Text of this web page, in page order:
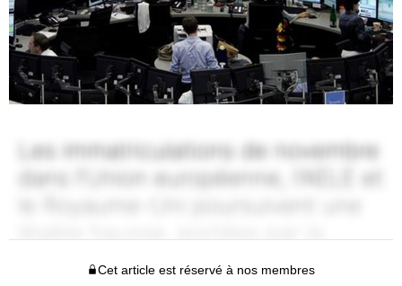
Cet article est réservé à nos membres